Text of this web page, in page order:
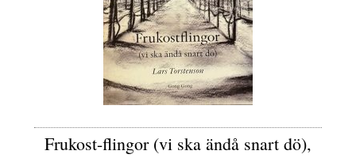
Frukost-flingor (vi ska ändå snart dö),